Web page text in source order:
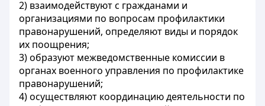
2) взаимодействуют с гражданами и
организациями по вопросам профилактики
правонарушений, определяют виды и порядок
их поощрения;
3) образуют межведомственные комиссии в
органах военного управления по профилактике
правонарушений;
4) осуществляют координацию деятельности по